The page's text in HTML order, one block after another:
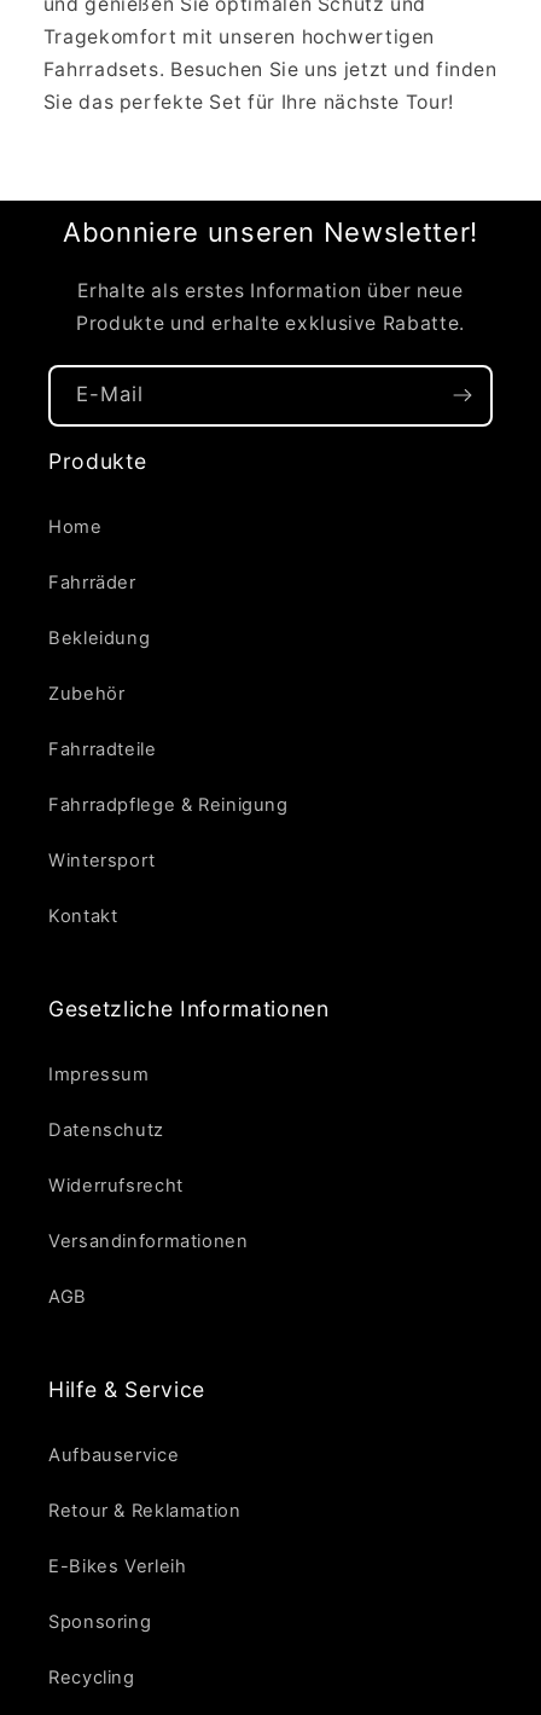
Tragekomfort mit unseren hochwertigen
Fahrradsets. Besuchen Sie uns jetzt und finden
Sie das perfekte Set für Ihre nächste Tour!
Abonniere unseren Newsletter!
Erhalte als erstes Information über neue
Produkte und erhalte exklusive Rabatte.
E-Mail
Produkte
Home
Fahrräder
Bekleidung
Zubehör
Fahrradteile
Fahrradpflege & Reinigung
Wintersport
Kontakt
Gesetzliche Informationen
Impressum
Datenschutz
Widerrufsrecht
Versandinformationen
AGB
Hilfe & Service
Aufbauservice
Retour & Reklamation
E-Bikes Verleih
Sponsoring
Recycling